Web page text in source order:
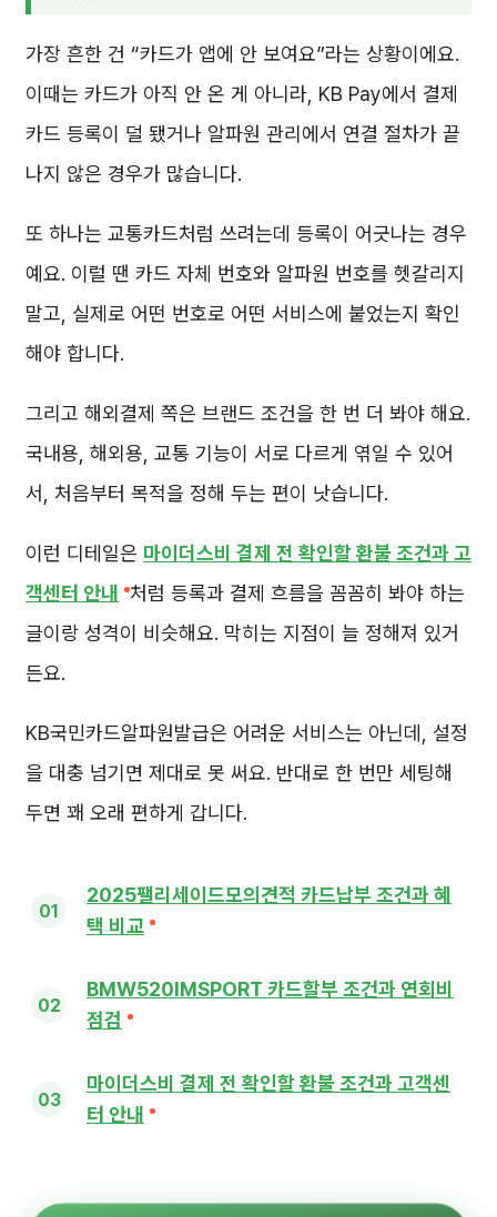
가장 흔한 건 “카드가 앱에 안 보여요”라는 상황이에요.
이때는 카드가 아직 안 온 게 아니라, KB Pay에서 결제
카드 등록이 덜 됐거나 알파원 관리에서 연결 절차가 끝
나지 않은 경우가 많습니다.
또 하나는 교통카드처럼 쓰려는데 등록이 어긋나는 경우
예요. 이럴 땐 카드 자체 번호와 알파원 번호를 헷갈리지
말고, 실제로 어떤 번호로 어떤 서비스에 붙었는지 확인
해야 합니다.
그리고 해외결제 쪽은 브랜드 조건을 한 번 더 봐야 해요.
국내용, 해외용, 교통 기능이 서로 다르게 엮일 수 있어
서, 처음부터 목적을 정해 두는 편이 낫습니다.
이런 디테일은 마이더스비 결제 전 확인할 환불 조건과 고
객센터 안내
처럼 등록과 결제 흐름을 꼼꼼히 봐야 하는
글이랑 성격이 비슷해요. 막히는 지점이 늘 정해져 있거
든요.
KB국민카드알파원발급은 어려운 서비스는 아닌데, 설정
을 대충 넘기면 제대로 못 써요. 반대로 한 번만 세팅해
두면 꽤 오래 편하게 갑니다.
2025팰리세이드모의견적 카드납부 조건과 혜
택 비교
BMW520IMSPORT 카드할부 조건과 연회비
점검
마이더스비 결제 전 확인할 환불 조건과 고객센
터 안내